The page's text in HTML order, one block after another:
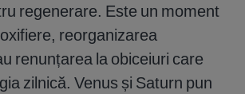
regenerare. Este un moment
reorganizarea
renunțarea la obiceiuri care
zilnică. Venus și Saturn pun